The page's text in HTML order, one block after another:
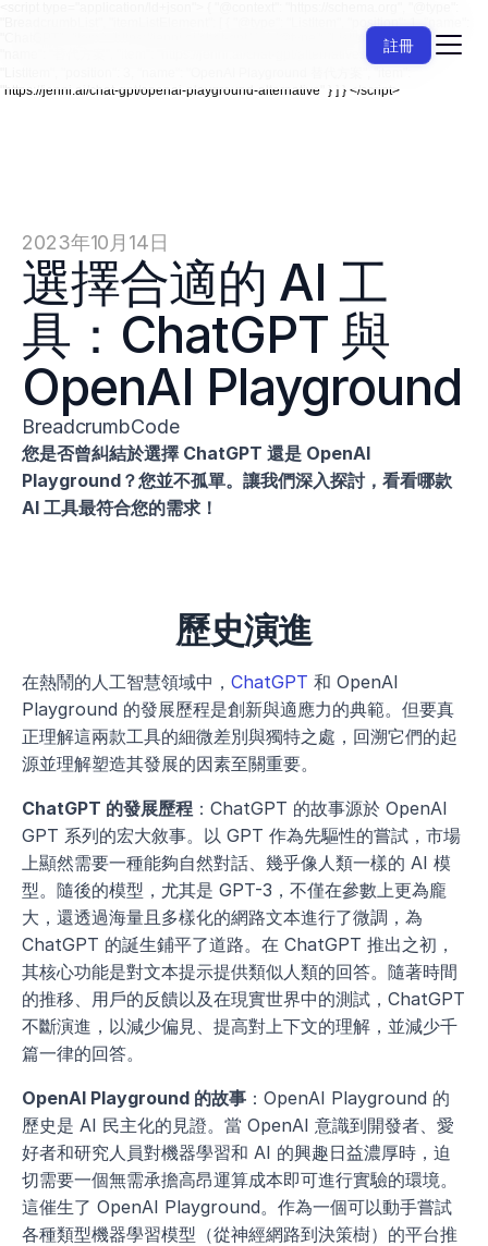
"BreadcrumbList", "itemListElement": [ { "@type": "ListItem", "position": 1, "name":
"ChatGPT", "item": "https://jenni.ai/chat-gpt" }, { "@type": "ListItem", "position": 2,
"name": "替代方案", "item": "https://jenni.ai/chat-gpt/alternatives" }, { "@type":
"https://jenni.ai/chat-gpt/openai-playground-alternative" } ] } </script>
2023年10月14日
選擇合適的 AI 工
具：ChatGPT 與
OpenAI Playground
BreadcrumbCode
您是否曾糾結於選擇 ChatGPT 還是 OpenAI
Playground？您並不孤單。讓我們深入探討，看看哪款
AI 工具最符合您的需求！
歷史演進
在熱鬧的人工智慧領域中， ChatGPT 和 OpenAI
Playground 的發展歷程是創新與適應力的典範。但要真
正理解這兩款工具的細微差別與獨特之處，回溯它們的起
源並理解塑造其發展的因素至關重要。
ChatGPT 的發展歷程 ：ChatGPT 的故事源於 OpenAI
GPT 系列的宏大敘事。以 GPT 作為先驅性的嘗試，市場
上顯然需要一種能夠自然對話、幾乎像人類一樣的 AI 模
型。隨後的模型，尤其是 GPT-3，不僅在參數上更為龐
大，還透過海量且多樣化的網路文本進行了微調，為
ChatGPT 的誕生鋪平了道路。在 ChatGPT 推出之初，
其核心功能是對文本提示提供類似人類的回答。隨著時間
的推移、用戶的反饋以及在現實世界中的測試，ChatGPT
不斷演進，以減少偏見、提高對上下文的理解，並減少千
篇一律的回答。
OpenAI Playground 的故事 ：OpenAI Playground 的
歷史是 AI 民主化的見證。當 OpenAI 意識到開發者、愛
好者和研究人員對機器學習和 AI 的興趣日益濃厚時，迫
切需要一個無需承擔高昂運算成本即可進行實驗的環境。
這催生了 OpenAI Playground。作為一個可以動手嘗試
各種類型機器學習模型（從神經網路到決策樹）的平台推
註冊